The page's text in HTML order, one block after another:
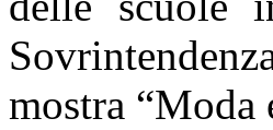
mostra